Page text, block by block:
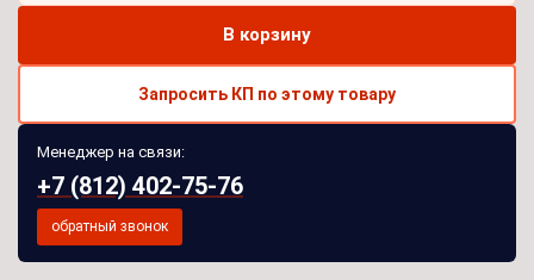
В корзину
Запросить КП по этому товару
Менеджер на связи:
+7 (812) 402-75-76
обратный звонок